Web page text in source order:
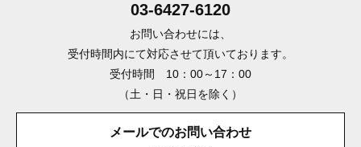
03-6427-6120
お問い合わせには、
受付時間内にて対応させて頂いております。
受付時間 10：00～17：00
（土・日・祝日を除く）
メールでのお問い合わせ